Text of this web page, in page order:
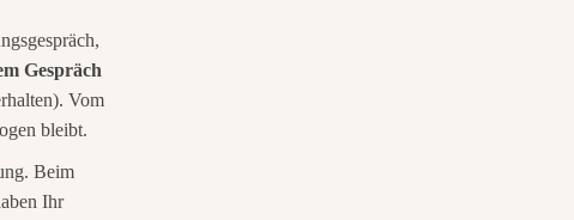
Gespräch
Vom
bleibt.
Beim
Ihr